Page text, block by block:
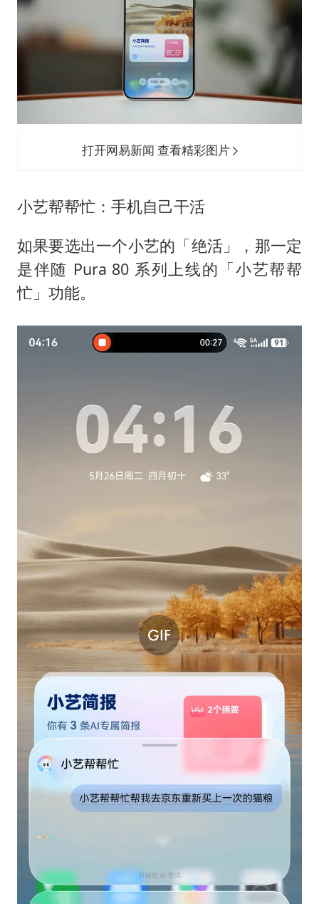
打开网易新闻 查看精彩图片
小艺帮帮忙：手机自己干活
如果要选出一个小艺的「绝活」，那一定
是伴随 Pura 80 系列上线的「小艺帮帮
忙」功能。